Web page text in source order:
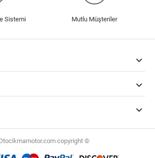
Sistemi Mutlu Müşteriler



copyright ©